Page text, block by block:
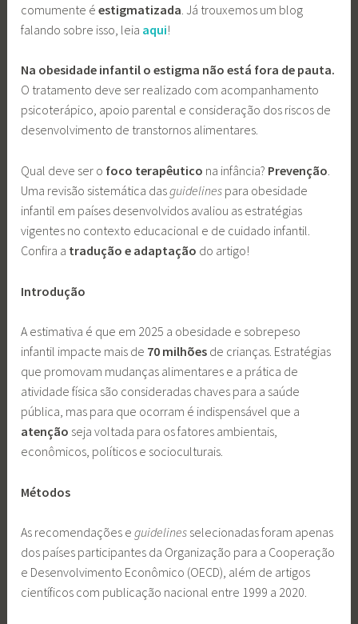
comumente éestigmatizada . Já trouxemos um blog
falando sobre isso, leia aqui!
Na obesidade infantil o estigma não está fora de pauta.
O tratamento deve ser realizado com acompanhamento
psicoterápico, apoio parental e consideração dos riscos de
desenvolvimento de transtornos alimentares.
Qual deve ser o foco terapêutico na infância? Prevenção.
Uma revisão sistemática dasguidelines para obesidade
infantil em países desenvolvidos avaliou as estratégias
vigentes no contexto educacional e de cuidado infantil.
Confira a tradução e adaptação do artigo!
Introdução
A estimativa é que em 2025 a obesidade e sobrepeso
infantil impacte mais de 70 milhões de crianças. Estratégias
que promovam mudanças alimentares e a prática de
atividade física são consideradas chaves para a saúde
pública, mas para que ocorram é indispensável que a
atenção seja voltada para os fatores ambientais,
econômicos, políticos e socioculturais.
Métodos
As recomendações eguidelines selecionadas foram apenas
dos países participantes da Organização para a Cooperação
e Desenvolvimento Econômico (OECD), além de artigos
científicos com publicação nacional entre 1999 a 2020.